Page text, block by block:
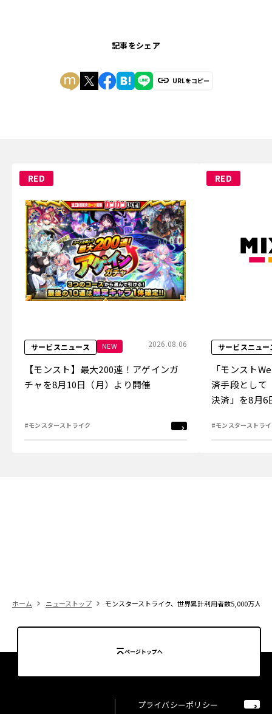
記事をシェア
URLをコピー
RED
サービスニュース NEW 2026.08.06
【モンスト】最大200連！アゲインガ
チャを8月10日（月）より開催
#モンスターストライク
RED
サービスニュー
「モンスト
済手段として
決済」を8月6
#モンスターストラ
ホーム ニューストップ モンスターストライク、世界累計利用者数5,000万人突
ページトップへ
プライバシーポリシー